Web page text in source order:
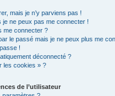
mais je n’y parviens pas !
ne peux pas me connecter !
me connecter ?
le passé mais je ne peux plus me
!
déconnecté ?
les cookies » ?
de l’utilisateur